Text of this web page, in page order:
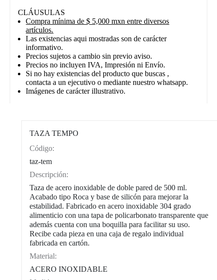
CLÁUSULAS
Compra mínima de $ 5,000 mxn entre diversos
artículos.
Las existencias aqui mostradas son de carácter
informativo.
Precios sujetos a cambio sin previo aviso.
Precios no incluyen IVA, Impresión ni Envío.
Si no hay existencias del producto que buscas ,
contacta a un ejecutivo o mediante nuestro whatsapp.
Imágenes de carácter illustrativo.
TAZA TEMPO
Código:
taz-tem
Descripción:
Taza de acero inoxidable de doble pared de 500 ml.
Acabado tipo Roca y base de silicón para mejorar la
estabilidad. Fabricado en acero inoxidable 304 grado
alimenticio con una tapa de policarbonato transparente que
además cuenta con una boquilla para facilitar su uso.
Recibe cada pieza en una caja de regalo individual
fabricada en cartón.
Material:
ACERO INOXIDABLE